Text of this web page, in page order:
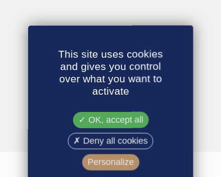
This site uses cookies
and gives you control
over what you want to
activate
OK, accept all
Deny all cookies
Personalize